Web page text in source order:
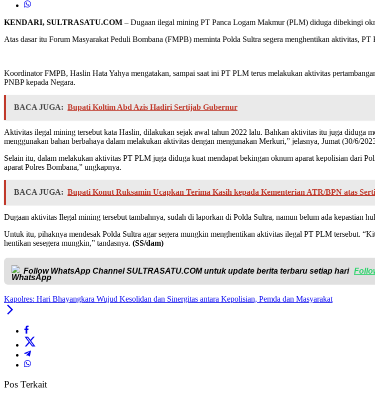
KENDARI, SULTRASATU.COM – Dugaan ilegal mining PT Panca Logam Makmur (PLM) diduga dibekingi
Atas dasar itu Forum Masyarakat Peduli Bombana (FMPB) meminta Polda Sultra segera menghentikan aktivitas,
Koordinator FMPB, Haslin Hata Yahya mengatakan, sampai saat ini PT PLM terus melakukan aktivitas
PNBP kepada Negara.
BACA JUGA: Bupati Koltim Abd Azis Hadiri Sertijab Gubernur
Aktivitas ilegal mining tersebut kata Haslin, dilakukan sejak awal tahun 2022 lalu. Bahkan aktivitas itu juga diduga
menggunakan bahan berbahaya dalam melakukan aktivitas dengan mengunakan Merkuri,” jelasnya, Jumat (30/6/
Selain itu, dalam melakukan aktivitas PT PLM juga diduga kuat mendapat bekingan oknum aparat kepolisian dari
aparat Polres Bombana,” ungkapnya.
BACA JUGA: Bupati Konut Ruksamin Ucapkan Terima Kasih kepada Kementerian ATR/BPN atas
Dugaan aktivitas Ilegal mining tersebut tambahnya, sudah di laporkan di Polda Sultra, namun belum ada kepastian
Untuk itu, pihaknya mendesak Polda Sultra agar segera mungkin menghentikan aktivitas ilegal PT PLM tersebut.
hentikan sesegera mungkin,” tandasnya. (SS/dam)
Follow WhatsApp ChannelSULTRASATU.COMuntuk update berita terbaru setiap hari
Kapolres: Hari Bhayangkara Wujud Kesolidan dan Sinergitas antara Kepolisian, Pemda dan Masyarakat
Pos Terkait